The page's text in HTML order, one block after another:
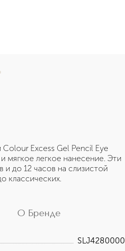
Excess Gel Pencil Eye
мягкое легкое нанесение. Эти
и до 12 часов на слизистой
классических.
О Бренде
SLJ4280000